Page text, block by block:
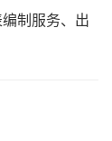
制服务、出